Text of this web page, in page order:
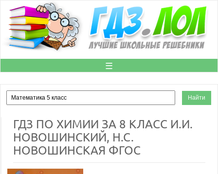
☰
ГДЗ ПО ХИМИИ ЗА 8 КЛАСС И.И.
НОВОШИНСКИЙ, Н.С.
НОВОШИНСКАЯ ФГОС